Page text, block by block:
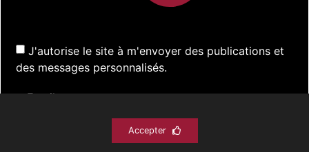
J'autorise le site à m'envoyer des publications et
des messages personnalisés.
S'inscrire
Accepter